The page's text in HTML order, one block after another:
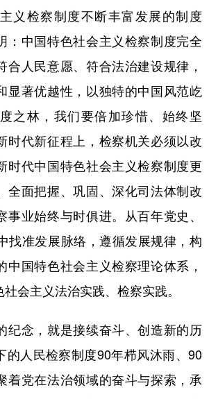
义检察制度不断丰富发展的制度
：中国特色社会主义检察制度完全
合人民意愿、符合法治建设规律，
显著优越性，以独特的中国风范屹
之林，我们要倍加珍惜、始终坚
时代新征程上，检察机关必须以改
时代中国特色社会主义检察制度更
全面把握、巩固、深化司法体制改
业始终与时俱进。从百年党史、
找准发展脉络，遵循发展规律，构
中国特色社会主义检察理论体系，
会主义法治实践、检察实践。
念，就是接续奋斗、创造新的历
的人民检察制度90年栉风沐雨、90
着党在法治领域的奋斗与探索，承